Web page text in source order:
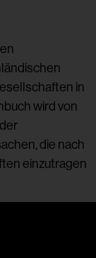
in
wird von
die nach
einzutragen